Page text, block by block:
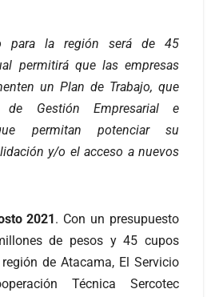
para la región será de 45
permitirá que las empresas
un Plan de Trabajo, que
de Gestión Empresarial e
permitan potenciar su
y/o el acceso a nuevos
2021 . Con un presupuesto
de pesos y 45 cupos
de Atacama, El Servicio
Técnica Sercotec